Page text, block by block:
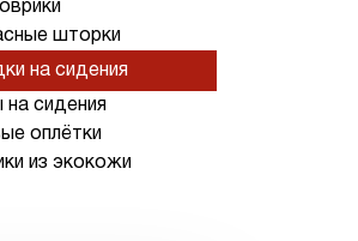
шторки
на сидения
на сидения
оплётки
из экокожи